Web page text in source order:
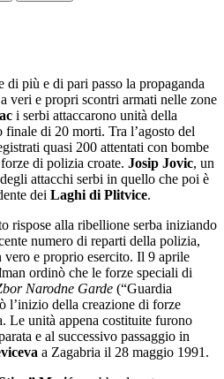
di più e di pari passo la propaganda
veri e propri scontri armati nelle zone
i serbi attaccarono unità della
di 20 morti. Tra l’agosto del
quasi 200 attentati con bombe
di polizia croate. Josip Jovic, un
attacchi serbi in quello che poi è
dei Laghi di Plitvice.
rispose alla ribellione serba iniziando
numero di reparti della polizia,
e proprio esercito. Il 9 aprile
ordinò che le forze speciali di
Narodne Garde (“Guardia
l’inizio della creazione di forze
Le unità appena costituite furono
e al successivo passaggio in
a Zagabria il 28 maggio 1991.